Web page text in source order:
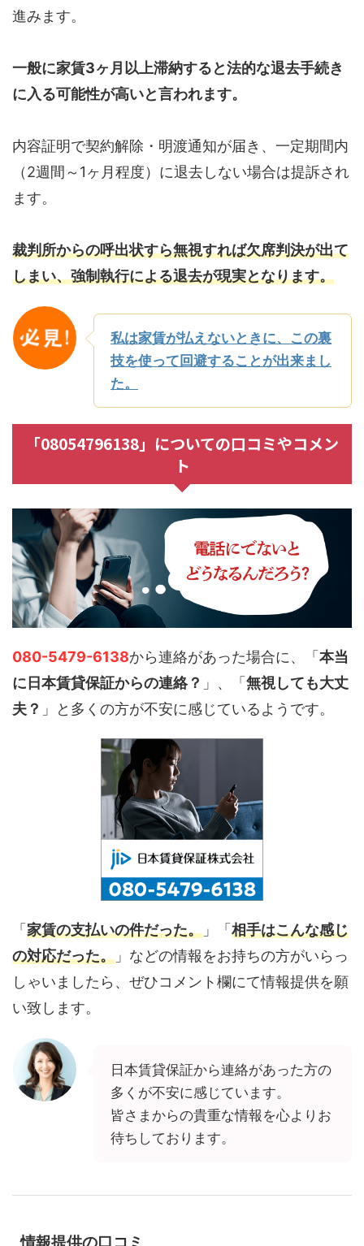
進みます。
一般に家賃3ヶ月以上滞納すると法的な退去手続き
に入る可能性が高いと言われます。
内容証明で契約解除・明渡通知が届き、一定期間内
（2週間～1ヶ月程度）に退去しない場合は提訴され
ます。
裁判所からの呼出状すら無視すれば欠席判決が出て
しまい、強制執行による退去が現実となります。
私は家賃が払えないときに、この裏
技を使って回避することが出来まし
た。
「08054796138」についての口コミやコメン
ト
080-5479-6138から連絡があった場合に、「 本当
に日本賃貸保証からの連絡？ 」、「 無視しても大丈
夫？ 」と多くの方が不安に感じているようです。
「 家賃の支払いの件だった。 」「 相手はこんな感じ
の対応だった。 」などの情報をお持ちの方がいらっ
しゃいましたら、ぜひコメント欄にて情報提供を願
い致します。
日本賃貸保証から連絡があった方の
多くが不安に感じています。
皆さまからの貴重な情報を心よりお
待ちしております。